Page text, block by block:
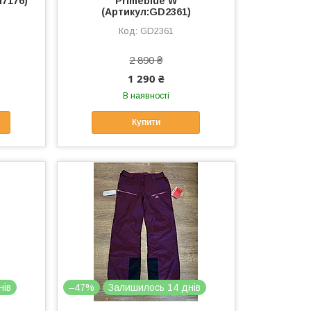
(Артикул:GD2361)
GD2361
2 890 ₴
1 290 ₴
В наявності
Купити
–47% Залишилось 14 днів